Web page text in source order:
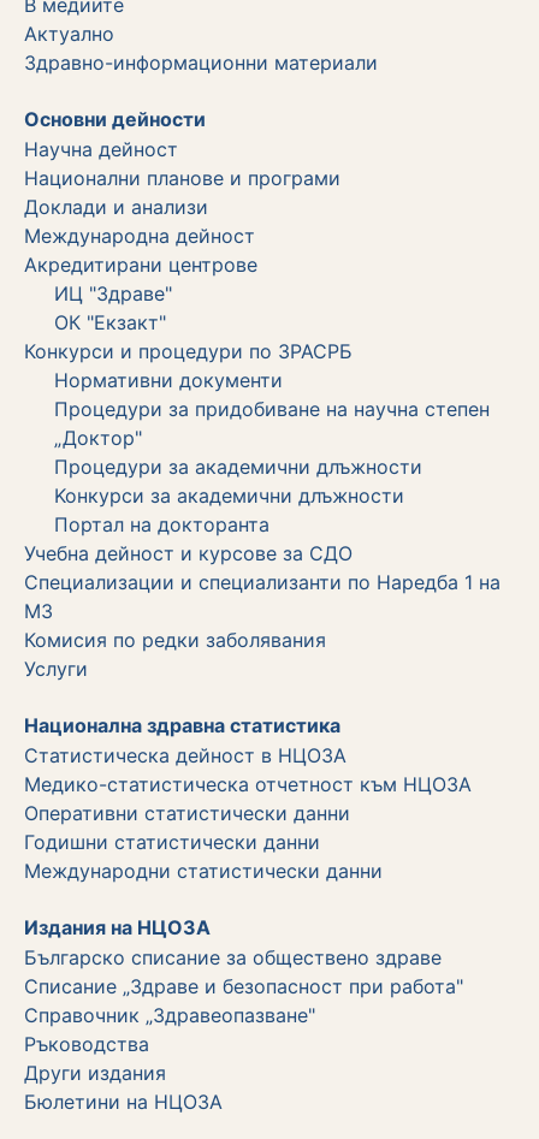
Актуално
Здравно-информационни материали
Основни дейности
Научна дейност
Национални планове и програми
Доклади и анализи
Международна дейност
Акредитирани центрове
ИЦ "Здраве"
ОК "Екзакт"
Конкурси и процедури по ЗРАСРБ
Нормативни документи
Процедури за придобиване на научна степен
„Доктор"
Процедури за академични длъжности
Koнкурси за академични длъжности
Портал на докторанта
Учебна дейност и курсове за СДО
Специализации и специализанти по Наредба 1 на
МЗ
Комисия по редки заболявания
Услуги
Национална здравна статистика
Статистическа дейност в НЦОЗА
Медико-статистическа отчетност към НЦОЗА
Оперативни статистически данни
Годишни статистически данни
Международни статистически данни
Издания на НЦОЗА
Българско списание за обществено здраве
Списание „Здраве и безопасност при работа"
Справочник „Здравеопазване"
Ръководства
Други издания
Бюлетини на НЦОЗА